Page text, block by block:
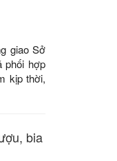
giao Sở
phối hợp
kịp thời,
bia